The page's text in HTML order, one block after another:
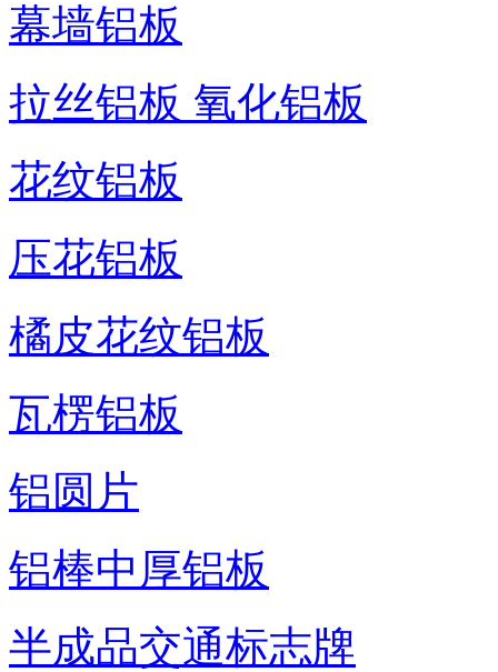
幕墙铝板
拉丝铝板 氧化铝板
花纹铝板
压花铝板
橘皮花纹铝板
瓦楞铝板
铝圆片
铝棒中厚铝板
半成品交通标志牌